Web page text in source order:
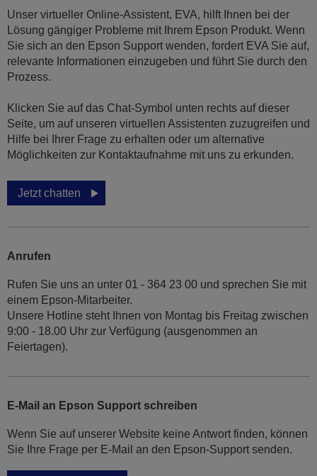
Unser virtueller Online-Assistent, EVA, hilft Ihnen bei der
Lösung gängiger Probleme mit Ihrem Epson Produkt. Wenn
Sie sich an den Epson Support wenden, fordert EVA Sie auf,
relevante Informationen einzugeben und führt Sie durch den
Prozess.
Klicken Sie auf das Chat-Symbol unten rechts auf dieser
Seite, um auf unseren virtuellen Assistenten zuzugreifen und
Hilfe bei Ihrer Frage zu erhalten oder um alternative
Möglichkeiten zur Kontaktaufnahme mit uns zu erkunden.
Jetzt chatten
Anrufen
Rufen Sie uns an unter 01 - 364 23 00 und sprechen Sie mit
einem Epson-Mitarbeiter.
Unsere Hotline steht Ihnen von Montag bis Freitag zwischen
9:00 - 18.00 Uhr zur Verfügung (ausgenommen an
Feiertagen).
E-Mail an Epson Support schreiben
Wenn Sie auf unserer Website keine Antwort finden, können
Sie Ihre Frage per E-Mail an den Epson-Support senden.